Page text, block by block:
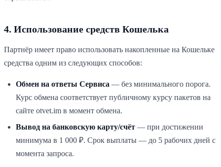
4. Использование средств Кошелька
Партнёр имеет право использовать накопленные на Кошельке
средства одним из следующих способов:
Обмен на ответы Сервиса — без минимального порога.
Курс обмена соответствует публичному курсу пакетов на
сайте otvet.im в момент обмена.
Вывод на банковскую карту/счёт — при достижении
минимума в 1 000 ₽. Срок выплаты — до 5 рабочих дней с
момента запроса.